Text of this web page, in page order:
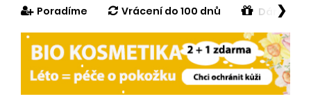
Poradíme Vrácení do 100 dnů Dárek v
❯